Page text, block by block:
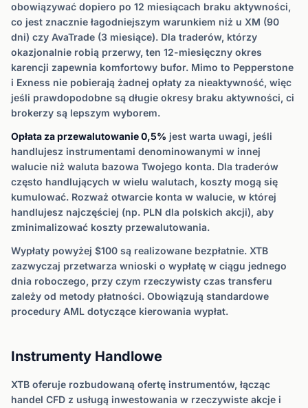
obowiązywać dopiero po 12 miesiącach braku aktywności,
co jest znacznie łagodniejszym warunkiem niż u XM (90
dni) czy AvaTrade (3 miesiące). Dla traderów, którzy
okazjonalnie robią przerwy, ten 12-miesięczny okres
karencji zapewnia komfortowy bufor. Mimo to Pepperstone
i Exness nie pobierają żadnej opłaty za nieaktywność, więc
jeśli prawdopodobne są długie okresy braku aktywności, ci
brokerzy są lepszym wyborem.
Opłata za przewalutowanie 0,5% jest warta uwagi, jeśli
handlujesz instrumentami denominowanymi w innej
walucie niż waluta bazowa Twojego konta. Dla traderów
często handlujących w wielu walutach, koszty mogą się
kumulować. Rozważ otwarcie konta w walucie, w której
handlujesz najczęściej (np. PLN dla polskich akcji), aby
zminimalizować koszty przewalutowania.
Wypłaty powyżej $100 są realizowane bezpłatnie. XTB
zazwyczaj przetwarza wnioski o wypłatę w ciągu jednego
dnia roboczego, przy czym rzeczywisty czas transferu
zależy od metody płatności. Obowiązują standardowe
procedury AML dotyczące kierowania wypłat.
Instrumenty Handlowe
XTB oferuje rozbudowaną ofertę instrumentów, łącząc
handel CFD z usługą inwestowania w rzeczywiste akcje i